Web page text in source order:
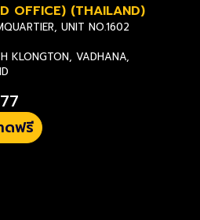
OFFICE) (THAILAND)
UNIT NO.1602
KLONGTON, VADHANA,
ดฟรี